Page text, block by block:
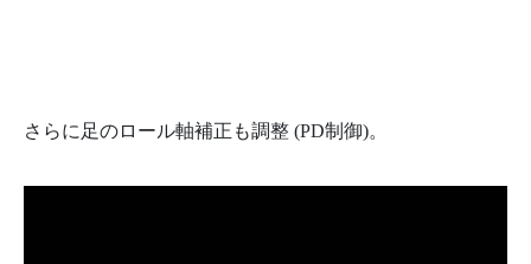
さらに足のロール軸補正も調整 (PD制御)。